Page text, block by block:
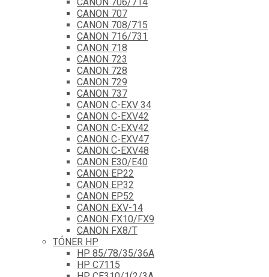
CANON 707
CANON 708/715
CANON 716/731
CANON 718
CANON 723
CANON 728
CANON 729
CANON 737
CANON C-EXV 34
CANON C-EXV42
CANON C-EXV42
CANON C-EXV47
CANON C-EXV48
CANON E30/E40
CANON EP22
CANON EP32
CANON EP52
CANON EXV-14
CANON FX10/FX9
CANON FX8/T
TÓNER HP
HP 85/78/35/36A
HP C7115